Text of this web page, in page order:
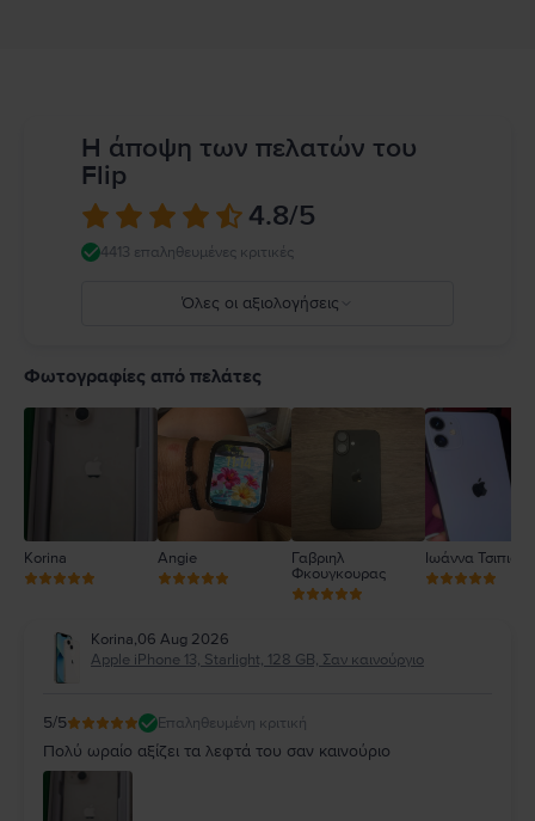
Η άποψη των πελατών του
Flip
4.8/5
4413 επαληθευμένες κριτικές
Όλες οι αξιολογήσεις
4
2
1
Φωτογραφίες από πελάτες
Korina Angie
Γαβριηλ
Φκουγκουρας
Ιωάννα
Korina,06 Aug 2026
Apple iPhone 13, Starlight, 128 GB, Σαν καινούργιο
5/5 Επαληθευμένη κριτική
Πολύ ωραίο αξίζει τα λεφτά του σαν καινούριο